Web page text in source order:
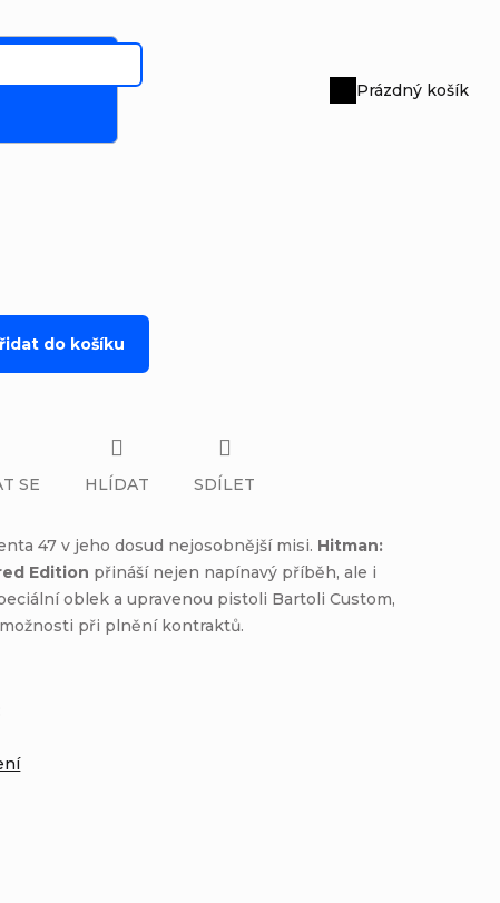
Nákupní
Prázdný košík
do košíku
47 v jeho dosud nejosobnější misi. Hitman:
Edition přináší nejen napínavý příběh, ale i
oblek a upravenou pistoli Bartoli Custom,
při plnění kontraktů.
SE HLÍDAT SDÍLET